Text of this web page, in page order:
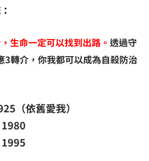
生命一定可以找到出路。 透過守
轉介，你我都可以成為自殺防治
（依舊愛我）